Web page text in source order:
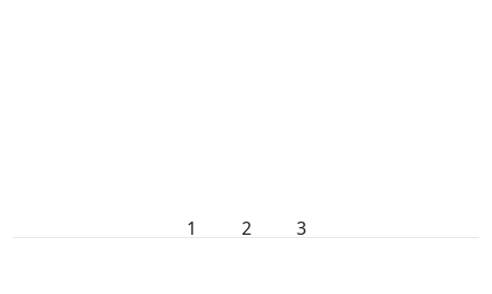
1 2 3